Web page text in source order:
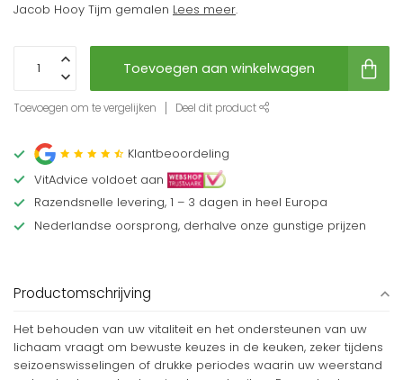
Jacob Hooy Tijm gemalen Lees meer.
Toevoegen aan winkelwagen
Toevoegen om te vergelijken Deel dit product
Klantbeoordeling
VitAdvice voldoet aan
Razendsnelle levering, 1 – 3 dagen in heel Europa
Nederlandse oorsprong, derhalve onze gunstige prijzen
Productomschrijving
Het behouden van uw vitaliteit en het ondersteunen van uw
lichaam vraagt om bewuste keuzes in de keuken, zeker tijdens
seizoenswisselingen of drukke periodes waarin uw weerstand